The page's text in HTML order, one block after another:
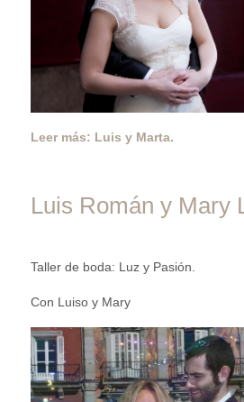
Leer más: Luis y Marta.
Luis Román y Mary
Taller de boda: Luz y Pasión.
Con Luiso y Mary